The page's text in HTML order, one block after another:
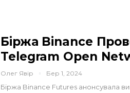
Біржа Binance
Telegram Open
Олег Явір Бер 1, 2024
Біржа Binance Futures анонсувала